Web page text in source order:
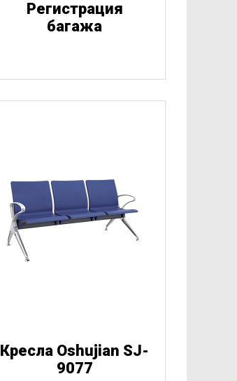
Регистрация
багажа
Кресла Oshujian SJ-
9077